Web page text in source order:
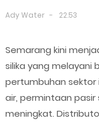
Ady Water 22.53
Semarang kini
silika yang melayani
pertumbuhan sektor
air, permintaan pasir
meningkat.